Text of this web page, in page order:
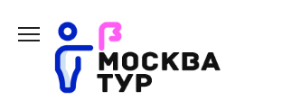
содержанию